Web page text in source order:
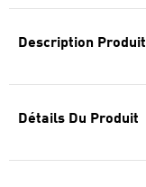
Description Produit
Détails Du Produit